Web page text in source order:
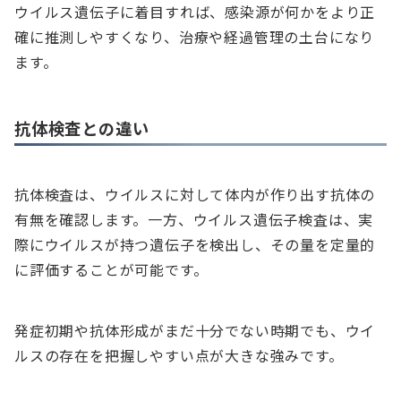
ウイルス遺伝子に着目すれば、感染源が何かをより正
確に推測しやすくなり、治療や経過管理の土台になり
ます。
抗体検査との違い
抗体検査は、ウイルスに対して体内が作り出す抗体の
有無を確認します。一方、ウイルス遺伝子検査は、実
際にウイルスが持つ遺伝子を検出し、その量を定量的
に評価することが可能です。
発症初期や抗体形成がまだ十分でない時期でも、ウイ
ルスの存在を把握しやすい点が大きな強みです。